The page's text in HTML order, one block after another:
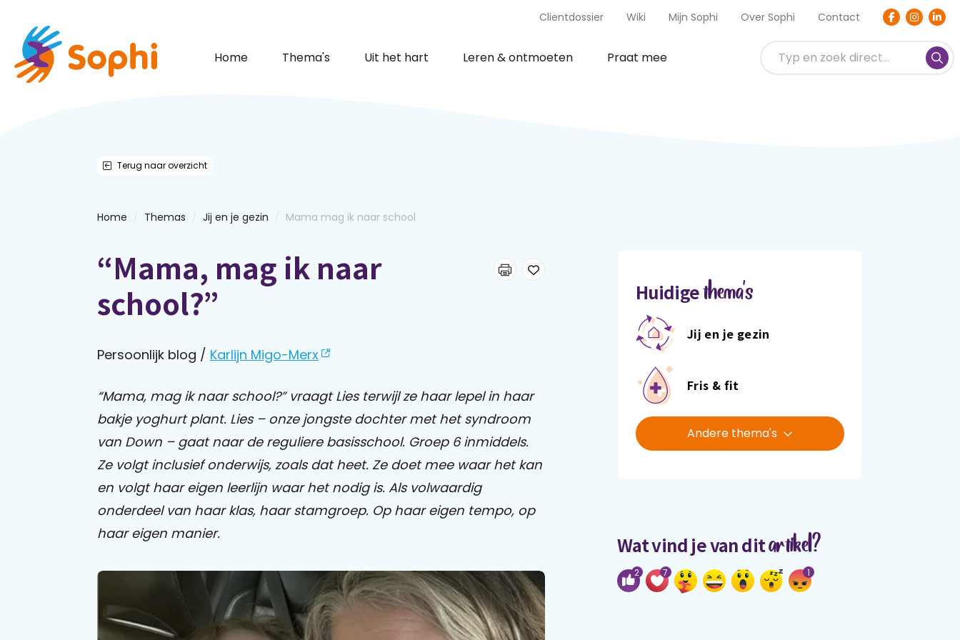
Clientdossier Wiki Mijn Sophi Over Sophi Contact
Home Thema's Uit het hart Leren & ontmoeten Praat mee
Terug naar overzicht
Home Themas Jij en je gezin Mama mag ik naar school
“Mama, mag ik naar
school?”
Persoonlijk blog / Karlijn Migo-Merx
“Mama, mag ik naar school?” vraagt Lies terwijl ze haar lepel in haar
bakje yoghurt plant. Lies – onze jongste dochter met het syndroom
van Down – gaat naar de reguliere basisschool. Groep 6 inmiddels.
Ze volgt inclusief onderwijs, zoals dat heet. Ze doet mee waar het kan
en volgt haar eigen leerlijn waar het nodig is. Als volwaardig
onderdeel van haar klas, haar stamgroep. Op haar eigen tempo, op
haar eigen manier.
Huidigethema's
Jij en je gezin
Fris & fit
Andere thema's
Wat vind je van ditartikel?
2 7 1